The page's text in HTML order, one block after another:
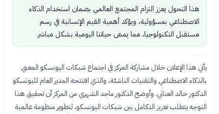
هذا التحول يعزز التزام المجتمع العالمي بضمان استخدام الذكاء
الاصطناعي بمسؤولية، ويؤكد أهمية القيم الإنسانية في رسم
مستقبل التكنولوجيا، مما يمسّ حياتنا اليومية بشكل مباشر.
يأتي هذا الإعلان خلال مشاركة المركز في اجتماع شبكات اليونسكو المعني
بالذكاء الاصطناعي والتقنيات الناشئة، والذي افتتحه المدير العام لليونسكو
الدكتور خالد العناني. وأوضح الدكتور ماجد الشهري من المركز أن تحقيق هذا
التوجه يتطلب تعزيز التكامل بين شبكات اليونسكو، لتطوير منظومة عالمية